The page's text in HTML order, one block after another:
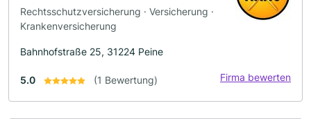
Rechtsschutzversicherung · Versicherung ·
Krankenversicherung
Bahnhofstraße 25, 31224 Peine
5.0 (1 Bewertung) Firma bewerten